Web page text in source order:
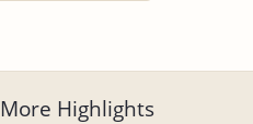
More Highlights